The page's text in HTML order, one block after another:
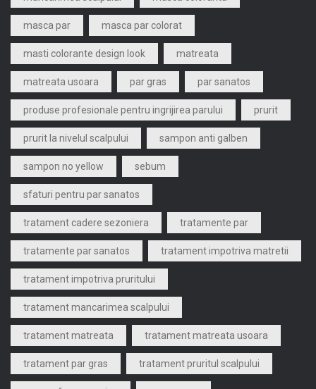
masca par masca par colorat
masti colorante design look matreata
matreata usoara par gras par sanatos
produse profesionale pentru ingrijirea parului prurit
prurit la nivelul scalpului sampon anti galben
sampon no yellow sebum
sfaturi pentru par sanatos
tratament cadere sezoniera tratamente par
tratamente par sanatos tratament impotriva matretii
tratament impotriva pruritului
tratament mancarimea scalpului
tratament matreata tratament matreata usoara
tratament par gras tratament pruritul scalpului